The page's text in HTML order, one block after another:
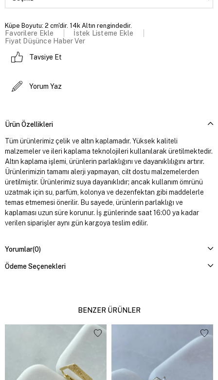
Küpe Boyutu: 2 cm'dir. 14k Altın rengindedir.
Favorilere Ekle
İstek Listeme Ekle
Fiyat Düşünce Haber Ver
Tavsiye Et
Yorum Yaz
Ürün Özellikleri
Tüm ürünlerimiz çelik ve altın kaplamadır. Yüksek kaliteli
malzemeler ve ileri kaplama teknolojileri kullanılarak üretilmektedir.
Altın kaplama işlemi, ürünlerin parlaklığını ve dayanıklılığını artırır.
Ürünlerimizin tamamı alerji yapmayan, cilt dostu malzemelerden
üretilmiştir. Ürünlerimiz suya dayanıklıdır; ancak kullanım ömrünü
uzatmak için su, parfüm, kolonya ve dezenfektan gibi maddelerle
temas etmemesi önerilir. Bu sayede, ürünlerin parlaklığı ve
kaplaması uzun süre korunur. İş günlerinde saat 16:00 ya kadar
verilen siparişler aynı gün kargoya teslim edilir.
Yorumlar(0)
Ödeme Seçenekleri
BENZER ÜRÜNLER